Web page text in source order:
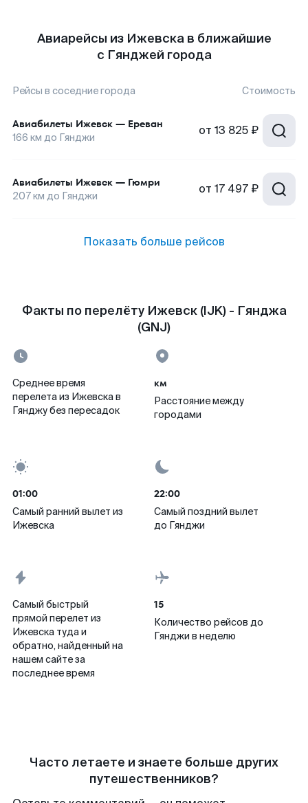
Авиарейсы из Ижевска в ближайшие
с Гянджей города
Рейсы в соседние города Стоимость
Авиабилеты Ижевск — Ереван
166 км до Гянджи от 13 825 ₽
Авиабилеты Ижевск — Гюмри
207км до Гянджи от 17 497 ₽
Показать больше рейсов
Факты по перелёту Ижевск (IJK) - Гянджа
(GNJ)
Среднее время
перелета из Ижевска в
Гянджу без пересадок
км
Расстояние между
городами
01:00
Самый ранний вылет из
Ижевска
22:00
Самый поздний вылет
до Гянджи
Самый быстрый
прямой перелет из
Ижевска туда и
обратно, найденный на
нашем сайте за
последнее время
15
Количество рейсов до
Гянджи в неделю
Часто летаете и знаете больше других
путешественников?